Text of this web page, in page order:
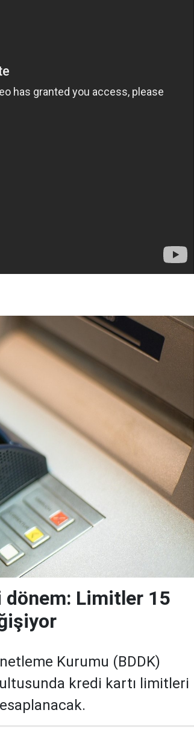
dönem: Limitler 15
Kurumu (BDDK)
kredi kartı limitleri